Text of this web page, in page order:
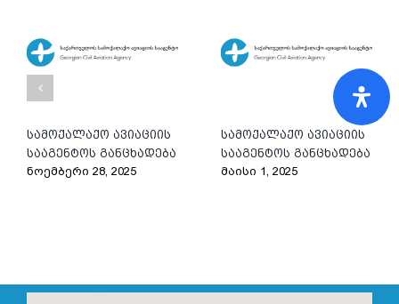
სამოქალაქო ავიაციის
სააგენტოს განცხადება
ნოემბერი 28, 2025
სამოქალაქო ავიაციის
სააგენტოს განცხადება
მაისი 1, 2025